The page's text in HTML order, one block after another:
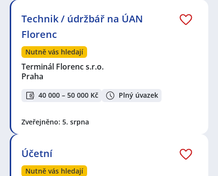
Technik / údržbář na ÚAN
Florenc
Nutně vás hledají
Terminál Florenc s.r.o.
Praha
40 000 – 50 000 Kč Plný úvazek
Zveřejněno: 5. srpna
Účetní
Nutně vás hledají